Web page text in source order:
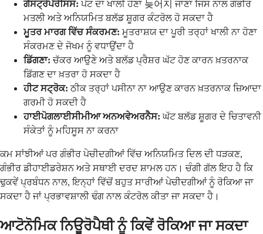
ਗੈਸਟ੍ਰੋਪੈਰੇਸਿਸ: ਪੇਟ ਦਾ ਖਾਲੀ ਹੋਣਾ 늦어지 ਜਾਣਾ ਜਿਸ ਨਾਲ ਗੰਭੀਰ
ਮਤਲੀ ਅਤੇ ਅਨਿਯਮਿਤ ਬਲੱਡ ਸ਼ੂਗਰ ਕੰਟਰੋਲ ਹੋ ਸਕਦਾ ਹੈ
ਮੂਤਰ ਮਾਰਗ ਵਿੱਚ ਸੰਕਰਮਣ: ਮੂਤਰਾਸ਼ਯ ਦਾ ਪੂਰੀ ਤਰ੍ਹਾਂ ਖਾਲੀ ਨਾ ਹੋਣਾ
ਸੰਕਰਮਣ ਦੇ ਜੋਖਮ ਨੂੰ ਵਧਾਉਂਦਾ ਹੈ
ਡਿੱਗਣਾ: ਚੱਕਰ ਆਉਣੇ ਅਤੇ ਬਲੱਡ ਪ੍ਰੈਸ਼ਰ ਘੱਟ ਹੋਣ ਕਾਰਨ ਖ਼ਤਰਨਾਕ
ਡਿੱਗਣ ਦਾ ਖ਼ਤਰਾ ਹੋ ਸਕਦਾ ਹੈ
ਹੀਟ ਸਟ੍ਰੋਕ: ਠੀਕ ਤਰ੍ਹਾਂ ਪਸੀਨਾ ਨਾ ਆਉਣ ਕਾਰਨ ਖ਼ਤਰਨਾਕ ਜ਼ਿਆਦਾ
ਗਰਮੀ ਹੋ ਸਕਦੀ ਹੈ
ਹਾਈਪੋਗਲਾਈਸੀਮੀਆ ਅਨਅਵੇਅਰਨੈਸ: ਘੱਟ ਬਲੱਡ ਸ਼ੂਗਰ ਦੇ ਚਿਤਾਵਨੀ
ਸੰਕੇਤਾਂ ਨੂੰ ਮਹਿਸੂਸ ਨਾ ਕਰਨਾ
ਕਮ ਸਾਂਝੀਆਂ ਪਰ ਗੰਭੀਰ ਪੇਚੀਦਗੀਆਂ ਵਿੱਚ ਅਨਿਯਮਿਤ ਦਿਲ ਦੀ ਧੜਕਣ,
ਗੰਭੀਰ ਡੀਹਾਈਡਰੇਸ਼ਨ ਅਤੇ ਸਥਾਈ ਦਰਦ ਸ਼ਾਮਲ ਹਨ। ਚੰਗੀ ਗੱਲ ਇਹ ਹੈ ਕਿ
ਢੁਕਵੇਂ ਪ੍ਰਬੰਧਨ ਨਾਲ, ਇਨ੍ਹਾਂ ਵਿੱਚੋਂ ਬਹੁਤ ਸਾਰੀਆਂ ਪੇਚੀਦਗੀਆਂ ਨੂੰ ਰੋਕਿਆ ਜਾ
ਸਕਦਾ ਹੈ ਜਾਂ ਪ੍ਰਭਾਵਸ਼ਾਲੀ ਢੰਗ ਨਾਲ ਕੰਟਰੋਲ ਕੀਤਾ ਜਾ ਸਕਦਾ ਹੈ।
ਆਟੋਨੋਮਿਕ ਨਿਊਰੋਪੈਥੀ ਨੂੰ ਕਿਵੇਂ ਰੋਕਿਆ ਜਾ ਸਕਦਾ